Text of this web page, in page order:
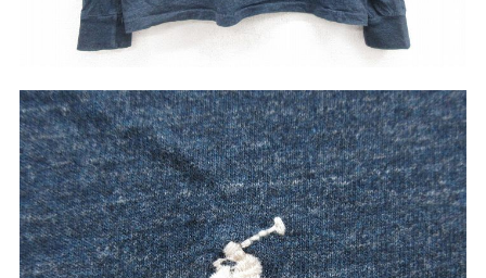
長袖シャツ 半袖シャツ Tシャツ
雑貨/小物
Search by Particularこだわりから探す